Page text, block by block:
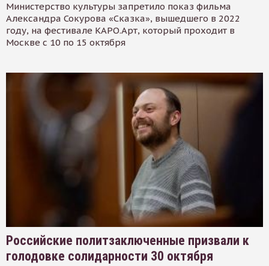
Министерство культуры запретило показ фильма
Александра Сокурова «Сказка», вышедшего в 2022
году, на фестивале КАРО.Арт, который проходит в
Москве с 10 по 15 октября
Российские политзаключенные призвали к
голодовке солидарности 30 октября